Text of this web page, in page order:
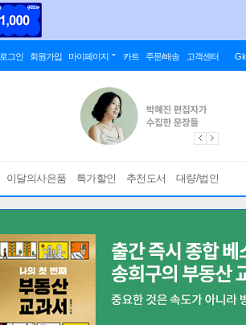
로그인 회원가입 마이페이지 카트 주문/배송 고객센터
이달의사은품 특가할인 추천도서 대량/법인